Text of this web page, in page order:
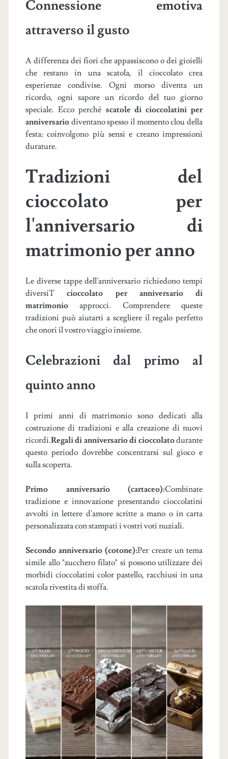
Connessione emotiva
attraverso il gusto
A differenza dei fiori che appassiscono o dei gioielli
che restano in una scatola, il cioccolato crea
esperienze condivise. Ogni morso diventa un
ricordo, ogni sapore un ricordo del tuo giorno
speciale. Ecco perché scatole di cioccolatini per
anniversario diventano spesso il momento clou della
festa: coinvolgono più sensi e creano impressioni
durature.
Tradizioni del
cioccolato per
l'anniversario di
matrimonio per anno
Le diverse tappe dell'anniversario richiedono tempi
diversiTcioccolato per anniversario di
matrimonioapprocci. Comprendere queste
tradizioni può aiutarti a scegliere il regalo perfetto
che onori il vostro viaggio insieme.
Celebrazioni dal primo al
quinto anno
I primi anni di matrimonio sono dedicati alla
costruzione di tradizioni e alla creazione di nuovi
ricordi.Regali di anniversario di cioccolatodurante
questo periodo dovrebbe concentrarsi sul gioco e
sulla scoperta.
Primo anniversario (cartaceo):Combinate
tradizione e innovazione presentando cioccolatini
avvolti in lettere d'amore scritte a mano o in carta
personalizzata con stampati i vostri voti nuziali.
Secondo anniversario (cotone):Per creare un tema
simile allo "zucchero filato" si possono utilizzare dei
morbidi cioccolatini color pastello, racchiusi in una
scatola rivestita di stoffa.